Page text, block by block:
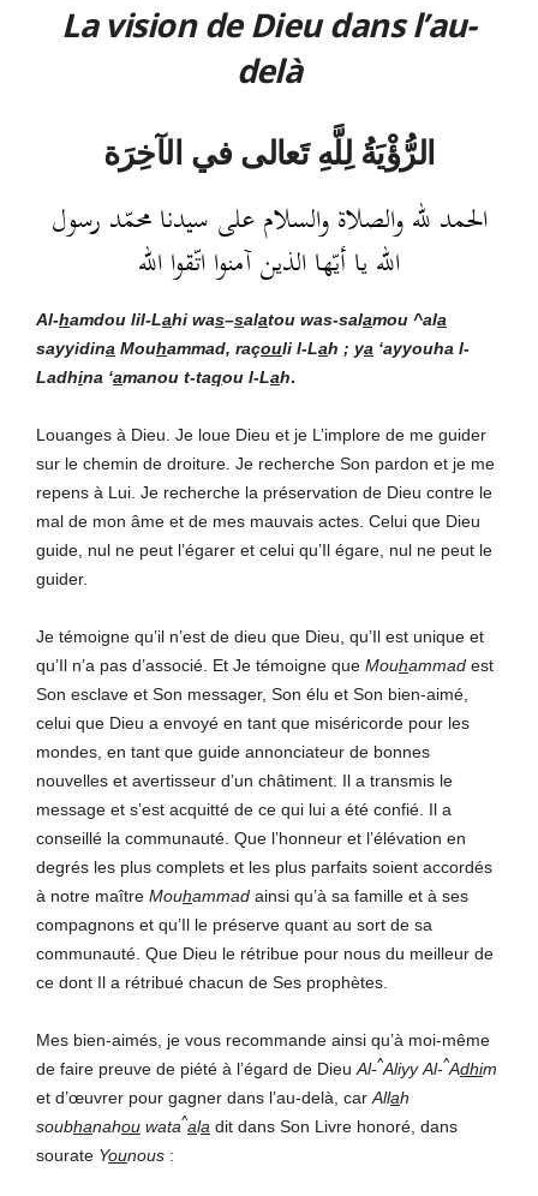
La vision de Dieu dans l’au-
delà
الرُّؤْيَةُ لِلَّهِ تَعالى في الآخِرَة
الحمد لله والصلاة والسلام على سيدنا محمّد رسول
الله يا أيّها الذين آمنوا اتّقوا الله
Al-hamdou lil-Lahi was–salatou was-salamou ^ala
sayyidina Mouhammad, raçouli l-Lah ; ya ‘ayyouha l-
Ladhina ‘amanou t-taqou l-Lah.
Louanges à Dieu. Je loue Dieu et je L’implore de me guider
sur le chemin de droiture. Je recherche Son pardon et je me
repens à Lui. Je recherche la préservation de Dieu contre le
mal de mon âme et de mes mauvais actes. Celui que Dieu
guide, nul ne peut l’égarer et celui qu’Il égare, nul ne peut le
guider.
Je témoigne qu’il n’est de dieu que Dieu, qu’Il est unique et
qu’Il n’a pas d’associé. Et Je témoigne que Mouhammad est
Son esclave et Son messager, Son élu et Son bien-aimé,
celui que Dieu a envoyé en tant que miséricorde pour les
mondes, en tant que guide annonciateur de bonnes
nouvelles et avertisseur d’un châtiment. Il a transmis le
message et s’est acquitté de ce qui lui a été confié. Il a
conseillé la communauté. Que l’honneur et l’élévation en
degrés les plus complets et les plus parfaits soient accordés
à notre maître Mouhammad ainsi qu’à sa famille et à ses
compagnons et qu’Il le préserve quant au sort de sa
communauté. Que Dieu le rétribue pour nous du meilleur de
ce dont Il a rétribué chacun de Ses prophètes.
Mes bien-aimés, je vous recommande ainsi qu’à moi-même
de faire preuve de piété à l’égard de Dieu Al-^Aliyy Al-^Adhim
et d’œuvrer pour gagner dans l’au-delà, car Allah
soubhanahou wata^ala dit dans Son Livre honoré, dans
sourate Younous :